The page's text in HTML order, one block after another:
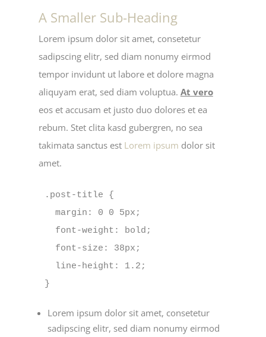
A Smaller Sub-Heading
Lorem ipsum dolor sit amet, consetetur
sadipscing elitr, sed diam nonumy eirmod
tempor invidunt ut labore et dolore magna
aliquyam erat, sed diam voluptua. At vero
eos et accusam et justo duo dolores et ea
rebum. Stet clita kasd gubergren, no sea
takimata sanctus est Lorem ipsum dolor sit
amet.
.post-title {
  margin: 0 0 5px;
  font-weight: bold;
  font-size: 38px;
  line-height: 1.2;
}
Lorem ipsum dolor sit amet, consetetur
sadipscing elitr, sed diam nonumy eirmod